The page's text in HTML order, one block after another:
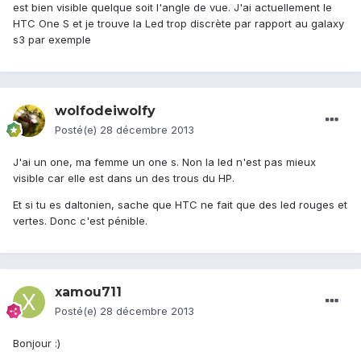
est bien visible quelque soit l'angle de vue. J'ai actuellement le
HTC One S et je trouve la Led trop discrète par rapport au galaxy
s3 par exemple
wolfodeiwolfy
Posté(e) 28 décembre 2013
J'ai un one, ma femme un one s. Non la led n'est pas mieux
visible car elle est dans un des trous du HP.
Et si tu es daltonien, sache que HTC ne fait que des led rouges et
vertes. Donc c'est pénible.
xamou711
Posté(e) 28 décembre 2013
Bonjour :)